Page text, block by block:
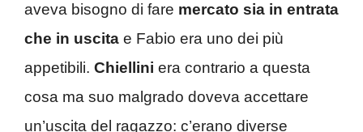
aveva bisogno di fare mercato sia in entrata
che in uscita e Fabio era uno dei più
appetibili. Chiellini era contrario a questa
cosa ma suo malgrado doveva accettare
un’uscita del ragazzo: c’erano diverse